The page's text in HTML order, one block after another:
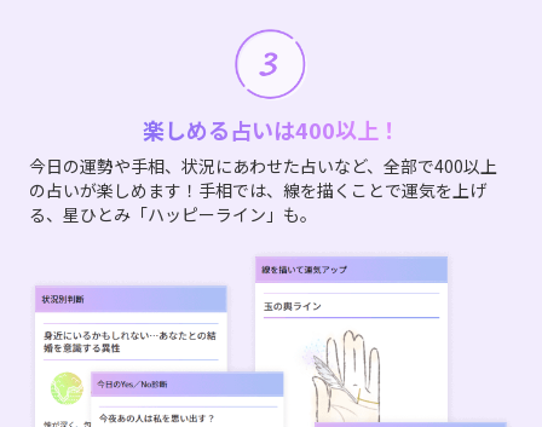
楽しめる占いは400以上！
今日の運勢や手相、状況にあわせた占いなど、全部で400以上
の占いが楽しめます！手相では、線を描くことで運気を上げ
る、星ひとみ「ハッピーライン」も。